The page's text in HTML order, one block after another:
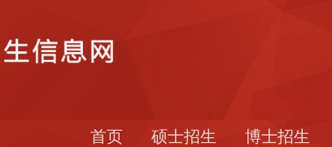
首页 硕士招生 博士招生